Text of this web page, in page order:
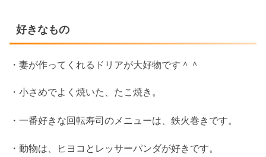
好きなもの
・妻が作ってくれるドリアが大好物です＾＾
・小さめでよく焼いた、たこ焼き。
・一番好きな回転寿司のメニューは、鉄火巻きです。
・動物は、ヒヨコとレッサーパンダが好きです。